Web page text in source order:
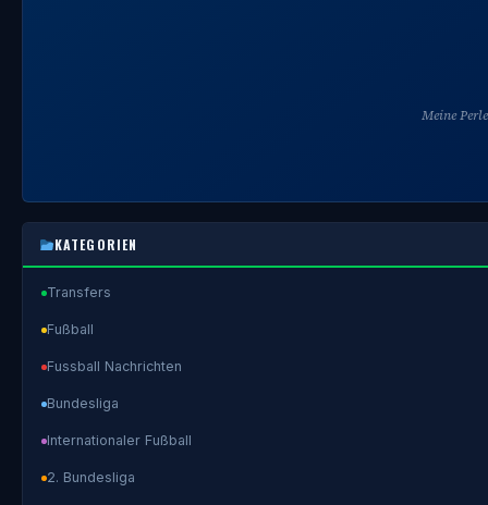
Meine
KATEGORIEN
Transfers
Fußball
Fussball Nachrichten
Bundesliga
Internationaler Fußball
2. Bundesliga